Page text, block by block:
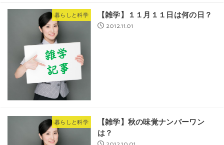
暮らしと科学 【雑学】１１月１１日は何の日？
2012.11.01
暮らしと科学
【雑学】秋の味覚ナンバーワン
は？